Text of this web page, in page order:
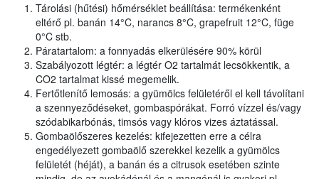
Tárolási (hűtési) hőmérséklet beállítása: termékenként
eltérő pl. banán 14°C, narancs 8°C, grapefruit 12°C, füge
0°C stb.
Páratartalom: a fonnyadás elkerülésére 90% körül
Szabályozott légtér: a légtér O2 tartalmát lecsökkentik, a
CO2 tartalmat kissé megemelik.
Fertőtlenítő lemosás: a gyümölcs felületéről el kell távolítani
a szennyeződéseket, gombaspórákat. Forró vízzel és/vagy
szódabikarbónás, timsós vagy klóros vizes áztatással.
Gombaölőszeres kezelés: kifejezetten erre a célra
engedélyezett gombaölő szerekkel kezelik a gyümölcs
felületét (héját), a banán és a citrusok esetében szinte